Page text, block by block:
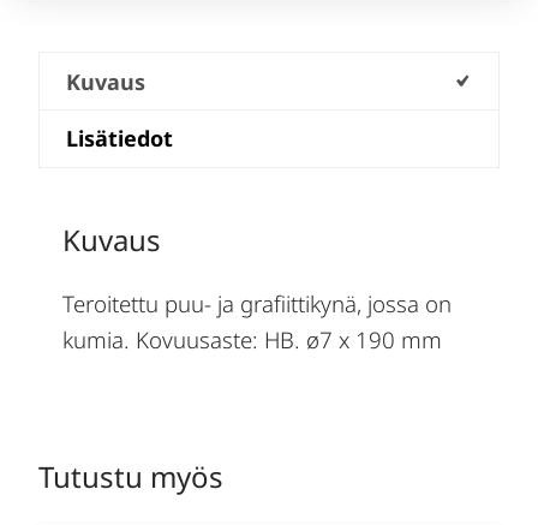
Kuvaus
Lisätiedot
Kuvaus
Teroitettu puu- ja grafiittikynä, jossa on
kumia. Kovuusaste: HB. ø7 x 190 mm
Tutustu myös